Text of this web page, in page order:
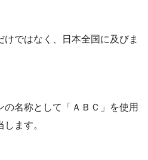
ではなく、日本全国に及びま
名称として「ＡＢＣ」を使用
ます。